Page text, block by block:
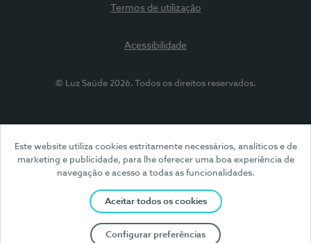
Este website utiliza cookies estritamente necessários, analíticos e de
marketing e publicidade, para lhe oferecer uma boa experiência de
navegação e acesso a todas as funcionalidades.
Aceitar todos os cookies
Configurar preferências
Termos de utilização
Acessibilidade
© Luz Saúde 2026. Todos os direitos reservados.